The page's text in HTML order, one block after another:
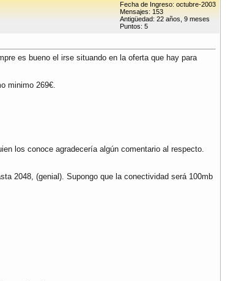
Fecha de Ingreso: octubre-2003
Mensajes: 153
Antigüedad: 22 años, 9 meses
Puntos: 5
es bueno el irse situando en la oferta que hay para
minimo 269€.
los conoce agradecería algún comentario al respecto.
2048, (genial). Supongo que la conectividad será 100mb